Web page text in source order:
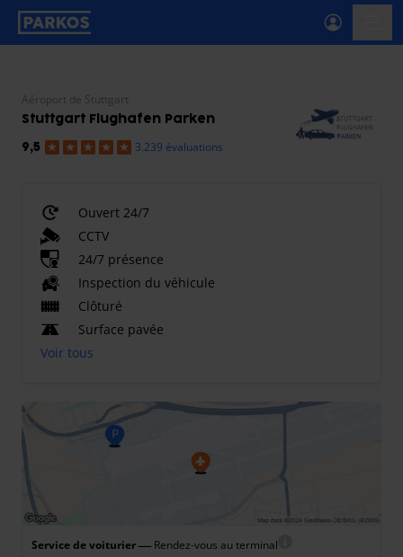
étiquette-de-navigation-principale
Aéroport de Stuttgart
Stuttgart Flughafen Parken
9,5 3.239 évaluations
Ouvert 24/7
CCTV
24/7 présence
Inspection du véhicule
Clôturé
Surface pavée
Voir tous
Service de voiturier— Rendez-vous au terminal